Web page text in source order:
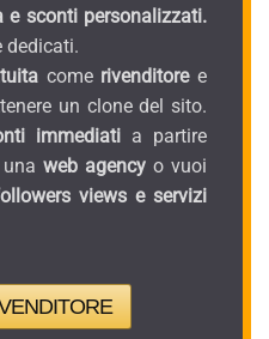
e sconti personalizzati.
dedicati.
comerivenditoree
un clone del sito.
immediati a partire
web agency o vuoi
views e servizi